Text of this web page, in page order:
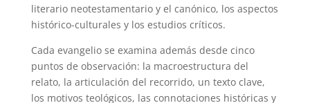
literario neotestamentario y el canónico, los aspectos
histórico-culturales y los estudios críticos.
Cada evangelio se examina además desde cinco
puntos de observación: la macroestructura del
relato, la articulación del recorrido, un texto clave,
los motivos teológicos, las connotaciones históricas y